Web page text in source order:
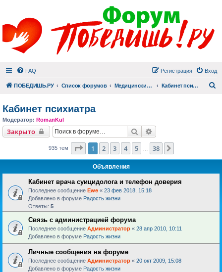
FAQ Вход
Регистрация
ПОБЕДИШЬ.РУ Список форумов Медицинский раздел Кабинет психиатра
Кабинет психиатра
Модератор: RomanKul
Закрыто Поиск
935 тем Страница из 38
1 2 3 4 5 38
Объявления
Кабинет врача суицидолога и телефон доверия
Последнее сообщение Ewe « 23 фев 2018, 15:18
Добавлено в форуме Радость жизни
Ответы: 5
Связь с администрацией форума
Последнее сообщение Администратор « 28 апр 2010, 10:11
Добавлено в форуме Радость жизни
Личные сообщения на форуме
Последнее сообщение Администратор « 20 окт 2009, 15:08
Добавлено в форуме Радость жизни